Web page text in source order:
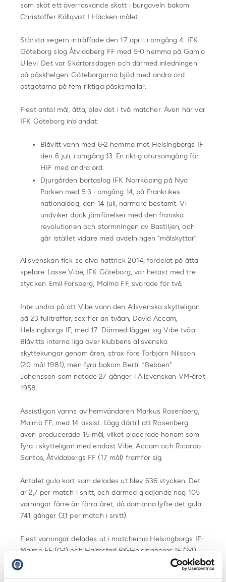
som sköt ett överraskande skott i burgaveln bakom
Christoffer Källqvist I Häcken-målet.
Största segern inträffade den 17 april, i omgång 4. IFK
Göteborg slog Åtvidaberg FF med 5-0 hemma på Gamla
Ullevi. Det var Skärtorsdagen och därmed inledningen
på påskhelgen. Göteborgarna bjöd med andra ord
östgötarna på fem riktiga påsksmällar.
Flest antal mål, åtta, blev det i två matcher. Även här var
IFK Göteborg inblandat:
Blåvitt vann med 6-2 hemma mot Helsingborgs IF
den 6 juli, i omgång 13. En riktig otursomgång för
HIF med andra ord.
Djurgården bortaslog IFK Norrköping på Nya
Parken med 5-3 i omgång 14, på Frankrikes
nationaldag, den 14 juli, närmare bestämt. Vi
undviker dock jämförelser med den franska
revolutionen och stormningen av Bastiljen, och
går istället vidare med avdelningen ”målskyttar”.
Allsvenskan fick se elva hattrick 2014, fördelat på åtta
spelare. Lasse Vibe, IFK Göteborg, var hetast med tre
stycken. Emil Forsberg, Malmö FF, svarade för två.
Inte undra på att Vibe vann den Allsvenska skytteligan
på 23 fullträffar, sex fler än tvåan, David Accam,
Helsingborgs IF, med 17. Därmed lägger sig Vibe tvåa i
Blåvitts interna liga över klubbens allsvenska
skyttekungar genom åren, strax före Torbjörn Nilsson
(20 mål 1981), men fyra bakom Bertil ”Bebben”
Johansson som nätade 27 gånger i Allsvenskan VM-året
1958.
Assistligan vanns av hemvändaren Markus Rosenberg,
Malmö FF, med 14 assist. Lägg därtill att Rosenberg
även producerade 15 mål, vilket placerade honom som
fyra i skytteligan med endast Vibe, Accam och Ricardo
Santos, Åtvidabergs FF (17 mål) framför sig.
Antalet gula kort som delades ut blev 636 stycken. Det
är 2,7 per match i snitt, och därmed glädjande nog 105
varningar färre än förra året, då domarna lyfte det gula
741 gånger (3,1 per match i snitt).
Flest varningar delades ut i matcherna Helsingborgs IF-
Malmö FF (0-1) och Halmstad BK-Helsingborgs IF (2-1),
åtta stycken vardera.